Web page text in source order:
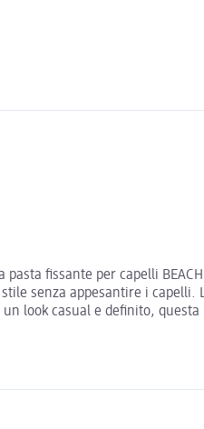
fissante per capelli
senza appesantire i capelli.
look casual e definito,